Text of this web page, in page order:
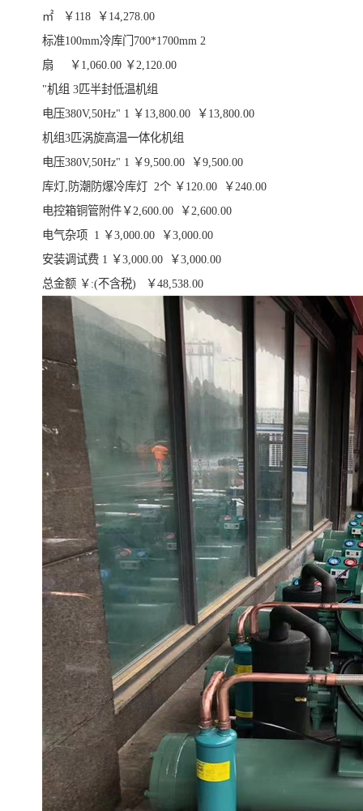
㎡ ￥118 ￥14,278.00
标准100mm冷库门700*1700mm 2
扇 ￥1,060.00 ￥2,120.00
"机组 3匹半封低温机组
电压380V,50Hz" 1 ￥13,800.00 ￥13,800.00
机组3匹涡旋高温一体化机组
电压380V,50Hz" 1 ￥9,500.00 ￥9,500.00
库灯,防潮防爆冷库灯 2个 ￥120.00 ￥240.00
电控箱铜管附件￥2,600.00 ￥2,600.00
电气杂项 1 ￥3,000.00 ￥3,000.00
安装调试费 1 ￥3,000.00 ￥3,000.00
总金额 ￥:(不含税) ￥48,538.00